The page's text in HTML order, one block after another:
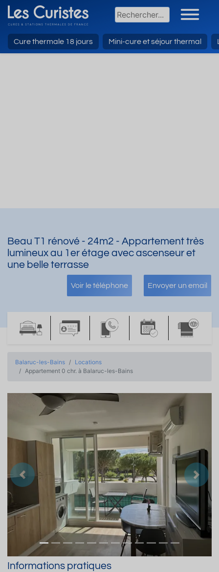
Cure thermale 18 jours Mini-cure et séjour thermal
Beau T1 rénové - 24m2 - Appartement très
lumineux au 1er étage avec ascenseur et
une belle terrasse
Voir le téléphone Envoyer un email
Balaruc-les-Bains
Locations
Appartement 0 chr. à Balaruc-les-Bains
Précedent
Informations pratiques